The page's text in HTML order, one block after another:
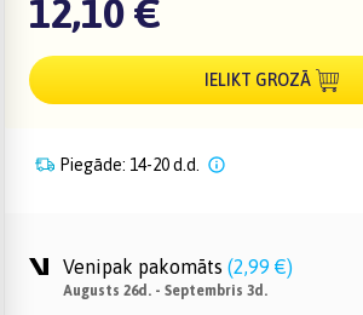
12,10 €
IELIKT GROZĀ
Piegāde: 14-20 d.d.
Venipak pakomāts (2,99 €)
Augusts 26d. - Septembris 3d.